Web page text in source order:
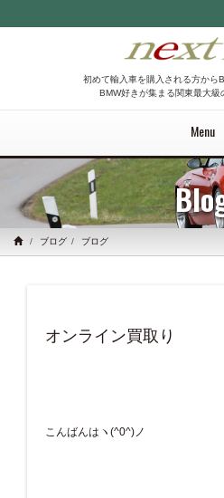
初めて輸入車を購入される方から
BMW好きが集まる関東最大級
Menu
ブログ ブログ
オンライン買取り
こんばんはヽ(^0^)ノ